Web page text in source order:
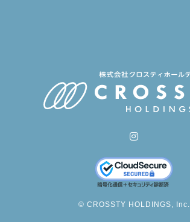
© CROSSTY HOLDINGS, Inc.